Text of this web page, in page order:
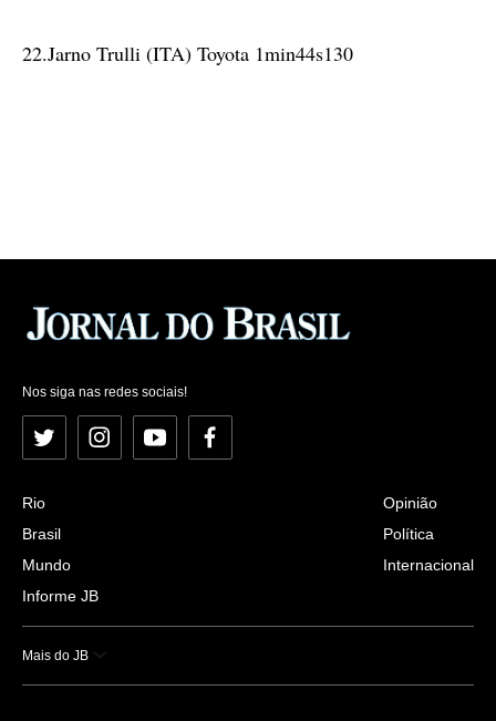
22.Jarno Trulli (ITA) Toyota 1min44s130
Nos siga nas redes sociais!
Twitter InstagramYouTubeFacebook
Rio
Brasil
Mundo
Informe JB
Opinião
Política
Internacional
Mais do JB
Esportes